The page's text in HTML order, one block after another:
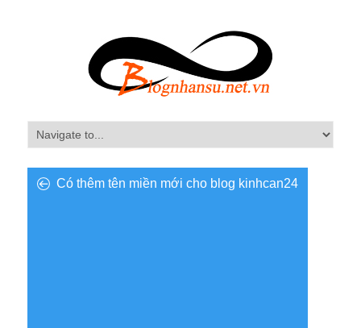
Có thêm tên miền mới cho blog kinhcan24